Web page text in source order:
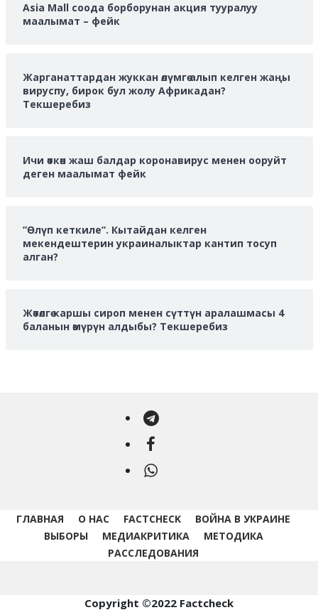
Asia Mall соода борборунан акция тууралуу
маалымат – фейк
Жарганаттардан жуккан өлүмгө алып келген жаңы
вируспу, бирок бул жолу Африкадан?
Текшеребиз
Ичи өткөн жаш балдар коронавирус менен ооруйт
деген маалымат фейк
”Өлүп кеткиле”. Кытайдан келген
мекендештерин украиналыктар кантип тосуп
алган?
Жөтөлгө каршы сироп менен сүттүн аралашмасы 4
баланын өмүрүн алдыбы? Текшеребиз
Telegram
Facebook
WhatsApp
ГЛАВНАЯ О НАС FACTCHECK
ВОЙНА В УКРАИНЕ
ВЫБОРЫ
МЕДИАКРИТИКА
МЕТОДИКА
РАССЛЕДОВАНИЯ
Copyright ©2022 Factcheck